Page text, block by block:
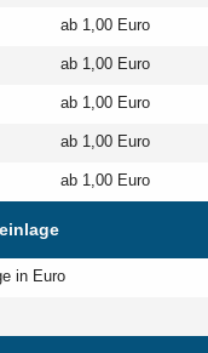
ab 1,00 Euro
ab 1,00 Euro
ab 1,00 Euro
ab 1,00 Euro
ab 1,00 Euro
in Euro